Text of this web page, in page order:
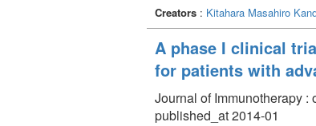
Creators : Kitahara Masahiro
A phase I clinical
for patients with
Journal of Immunotherapy
published_at 2014-01